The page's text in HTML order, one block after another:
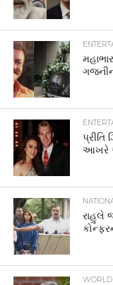
પ્રીતિ
આખરે
રાહુલે
WORLD